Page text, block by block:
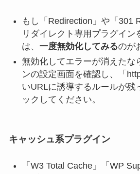
もし「Redirection」や「301
リダイレクト専用プラグイン
は、 一度無効化してみるのが
無効化してエラーが消えたな
ンの設定画面を確認し、「
いURLに誘導するルールが残
ックしてください。
キャッシュ系プラグイン
「W3 Total Cache」「WP